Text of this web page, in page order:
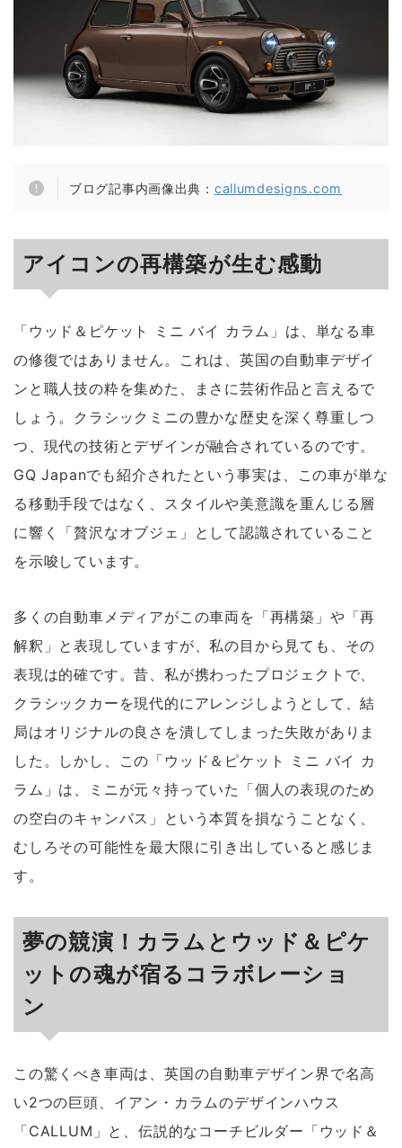
ブログ記事内画像出典： callumdesigns.com
アイコンの再構築が生む感動
「ウッド＆ピケット ミニ バイ カラム」は、単なる車
の修復ではありません。これは、英国の自動車デザイ
ンと職人技の粋を集めた、まさに芸術作品と言えるで
しょう。クラシックミニの豊かな歴史を深く尊重しつ
つ、現代の技術とデザインが融合されているのです。
GQ Japanでも紹介されたという事実は、この車が単な
る移動手段ではなく、スタイルや美意識を重んじる層
に響く「贅沢なオブジェ」として認識されていること
を示唆しています。
多くの自動車メディアがこの車両を「再構築」や「再
解釈」と表現していますが、私の目から見ても、その
表現は的確です。昔、私が携わったプロジェクトで、
クラシックカーを現代的にアレンジしようとして、結
局はオリジナルの良さを潰してしまった失敗がありま
した。しかし、この「ウッド＆ピケット ミニ バイ カ
ラム」は、ミニが元々持っていた「個人の表現のため
の空白のキャンバス」という本質を損なうことなく、
むしろその可能性を最大限に引き出していると感じま
す。
夢の競演！カラムとウッド＆ピケ
ットの魂が宿るコラボレーショ
ン
この驚くべき車両は、英国の自動車デザイン界で名高
い2つの巨頭、イアン・カラムのデザインハウス
「CALLUM」と、伝説的なコーチビルダー「ウッド＆